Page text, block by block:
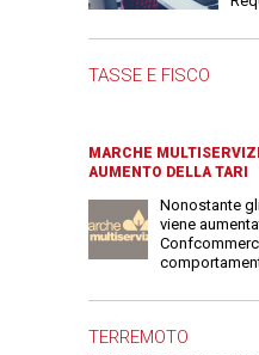
TASSE E FISCO
MARCHE
AUMENTO DELLA TARI
Nonostante
viene
TERREMOTO